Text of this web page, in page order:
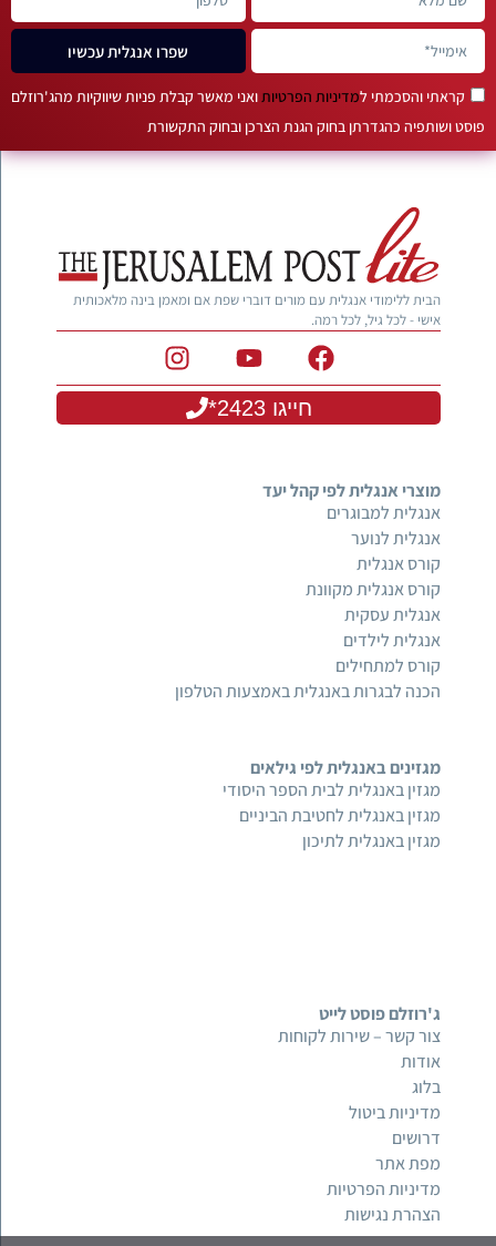
קראתי והסכמתי למדיניות הפרטיותואני מאשר קבלת פניות שיווקיות מהג'רוזלם
פוסט ושותפיה כהגדרתן בחוק הגנת הצרכן ובחוק התקשורת
שפרו אנגלית עכשיו
הבית ללימודי אנגלית עם מורים דוברי שפת אם ומאמן בינה מלאכותית
אישי - לכל גיל, לכל רמה.
חייגו 2423*
מוצרי אנגלית לפי קהל יעד
אנגלית למבוגרים
אנגלית לנוער
קורס אנגלית
קורס אנגלית מקוונת
אנגלית עסקית
אנגלית לילדים
קורס למתחילים
הכנה לבגרות באנגלית באמצעות הטלפון
מגזינים באנגלית לפי גילאים
מגזין באנגלית לבית הספר היסודי
מגזין באנגלית לחטיבת הביניים
מגזין באנגלית לתיכון
ג'רוזלם פוסט לייט
צור קשר – שירות לקוחות
אודות
בלוג
מדיניות ביטול
דרושים
מפת אתר
מדיניות הפרטיות
הצהרת נגישות